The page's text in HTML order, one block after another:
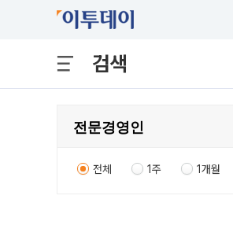
검색
전체 1주 1개월